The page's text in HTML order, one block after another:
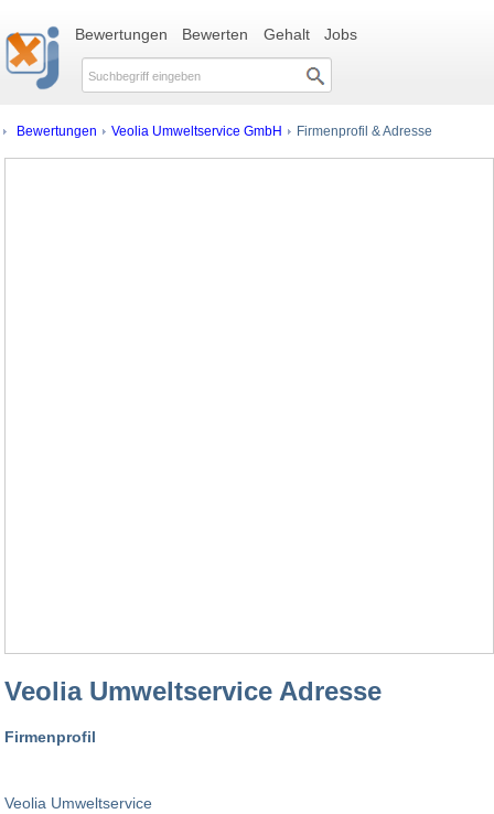
Bewertungen Bewerten Gehalt Jobs
Bewertungen Veolia Umweltservice GmbH Firmenprofil & Adresse
Veolia Umweltservice Adresse
Firmenprofil
Veolia Umweltservice